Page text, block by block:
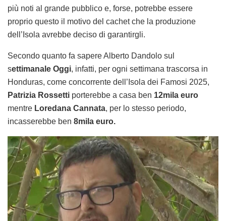
più noti al grande pubblico e, forse, potrebbe essere
proprio questo il motivo del cachet che la produzione
dell’Isola avrebbe deciso di garantirgli.
Secondo quanto fa sapere Alberto Dandolo sul
settimanale Oggi, infatti, per ogni settimana trascorsa in
Honduras, come concorrente dell’Isola dei Famosi 2025,
Patrizia Rossetti porterebbe a casa ben 12mila euro
mentre Loredana Cannata, per lo stesso periodo,
incasserebbe ben 8mila euro.